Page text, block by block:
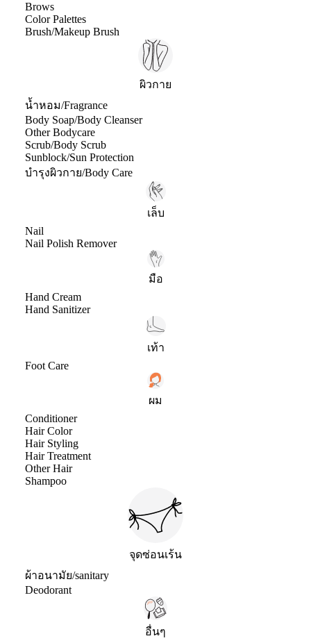
Brows
Color Palettes
Brush/Makeup Brush
ผิวกาย
น้ำหอม/Fragrance
Body Soap/Body Cleanser
Other Bodycare
Scrub/Body Scrub
Sunblock/Sun Protection
บำรุงผิวกาย/Body Care
เล็บ
Nail
Nail Polish Remover
มือ
Hand Cream
Hand Sanitizer
เท้า
Foot Care
ผม
Conditioner
Hair Color
Hair Styling
Hair Treatment
Other Hair
Shampoo
จุดซ่อนเร้น
ผ้าอนามัย/sanitary
Deodorant
อื่นๆ